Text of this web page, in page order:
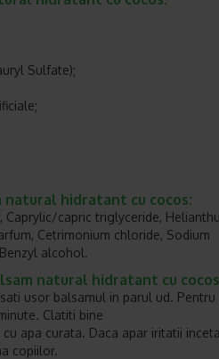
Sulfate);
hidratant cu cocos:
capric triglyceride,
Cetrimonium chloride, Sodium
alcohol.
natural hidratant cu
usor balsamul in parul ud. Pentru
Clatiti bine
apa curata. Daca apar iritatii
copiilor.